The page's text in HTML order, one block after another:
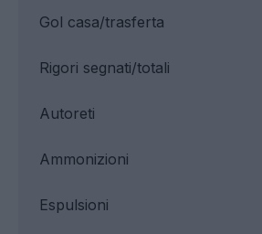
Gol casa/trasferta
Ammonizioni
Rigori segnati/totali
Espulsioni
Autoreti